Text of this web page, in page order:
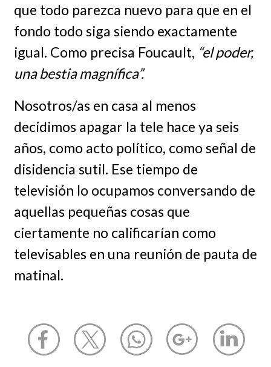
que todo parezca nuevo para que en el
fondo todo siga siendo exactamente
igual. Como precisa Foucault, “el poder,
una bestia magnífica”.
Nosotros/as en casa al menos
decidimos apagar la tele hace ya seis
años, como acto político, como señal de
disidencia sutil. Ese tiempo de
televisión lo ocupamos conversando de
aquellas pequeñas cosas que
ciertamente no calificarían como
televisables en una reunión de pauta de
matinal.